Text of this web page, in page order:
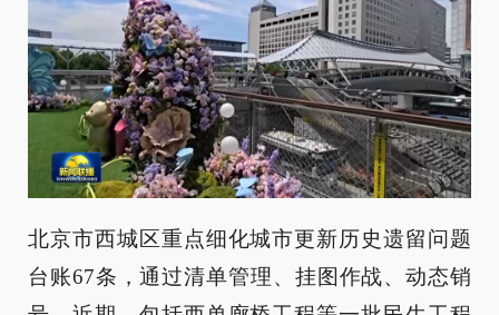
北京市西城区重点细化城市更新历史遗留问题
台账67条，通过清单管理、挂图作战、动态销